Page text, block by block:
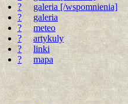
?
galeria [/wspomnienia]
?
galeria
?
meteo
?
artykuly
?
linki
?
mapa